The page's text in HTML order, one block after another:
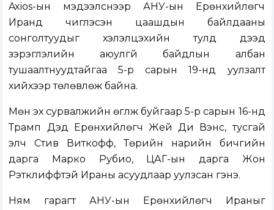
Axios-ын мэдээлснээр АНУ-ын Ерөнхийлөгч
Иранд чиглэсэн цаашдын байлдааны
сонголтуудыг хэлэлцэхийн тулд дээд
зэрэглэлийн аюулгүй байдлын албан
тушаалтнуудтайгаа 5-р сарын 19-нд уулзалт
хийхээр төлөвлөж байна.
Мөн эх сурвалжийн өгүүлж буйгаар 5-р сарын 16-нд
Трамп Дэд Ерөнхийлөгч Жей Ди Вэнс, тусгай
элч Стив Виткофф, Төрийн нарийн бичгийн
дарга Марко Рубио, ЦАГ-ын дарга Жон
Рэтклиффтэй Ираны асуудлаар уулзсан гэнэ.
Ням гарагт АНУ-ын Ерөнхийлөгч Ираныг